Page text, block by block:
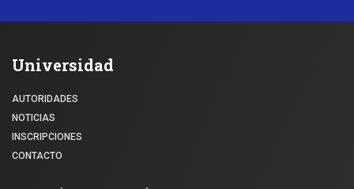
Universidad
AUTORIDADES
NOTICIAS
INSCRIPCIONES
CONTACTO